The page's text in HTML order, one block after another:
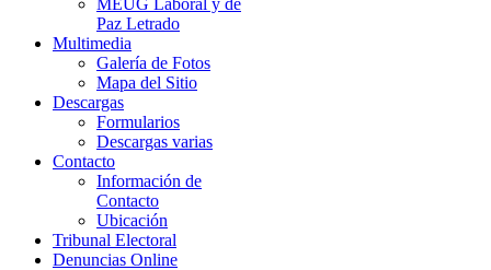
MEUG Laboral y de
Paz Letrado
Multimedia
Galería de Fotos
Mapa del Sitio
Descargas
Formularios
Descargas varias
Contacto
Información de
Contacto
Ubicación
Tribunal Electoral
Denuncias Online